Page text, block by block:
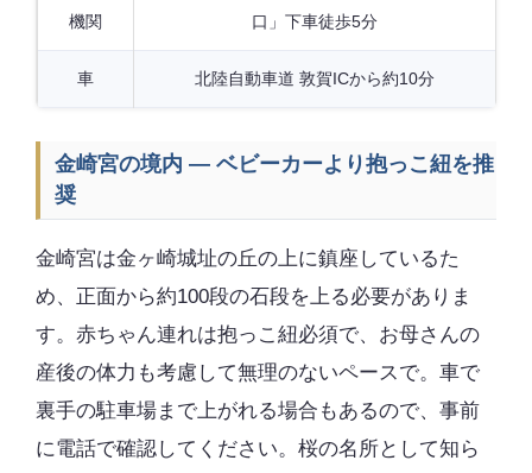
機関
口」下車徒歩5分
車 北陸自動車道 敦賀ICから約10分
金崎宮の境内 — ベビーカーより抱っこ紐を推
奨
金崎宮は金ヶ崎城址の丘の上に鎮座しているた
め、正面から約100段の石段を上る必要がありま
す。赤ちゃん連れは抱っこ紐必須で、お母さんの
産後の体力も考慮して無理のないペースで。車で
裏手の駐車場まで上がれる場合もあるので、事前
に電話で確認してください。桜の名所として知ら